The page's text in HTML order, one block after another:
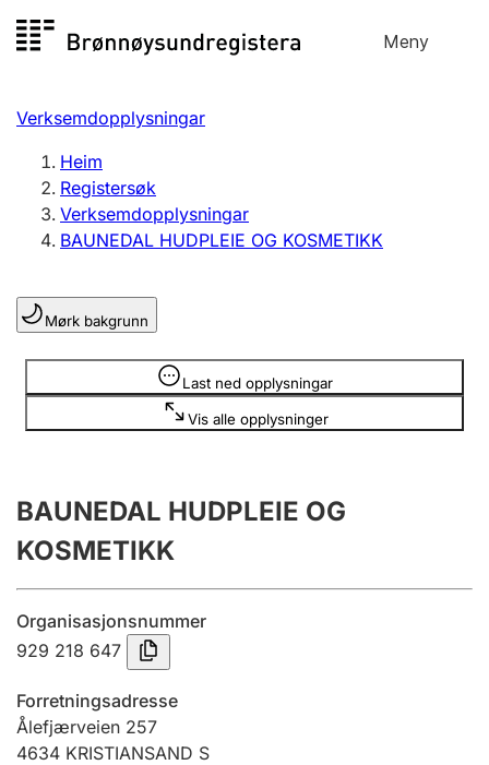
til
Meny
Registersøk
Aksjeselskap
Enkeltpersonføretak
Registrere, endre, slette
Lag og foreining
Registrere, endre, slette
Årsrekneskap
Innsending og forseinkingsgebyr
Tinglysing
Jeger
Betaling og jegeravgiftskort
Verksemdopplysningar
Heim
Registersøk
Verksemdopplysningar
BAUNEDAL HUDPLEIE OG KOSMETIKK
Mørk bakgrunn
Last ned opplysningar
Vis alle opplysninger
Opplysninger er skjult
BAUNEDAL HUDPLEIE OG
KOSMETIKK
Organisasjonsnummer
929 218 647
Forretningsadresse
Ålefjærveien 257
4634 KRISTIANSAND S